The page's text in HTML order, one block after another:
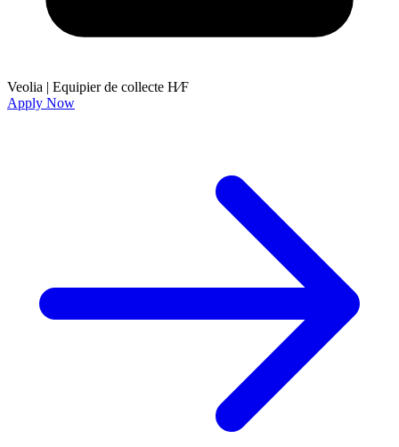
Veolia | Equipier de collecte H∕F
Apply Now